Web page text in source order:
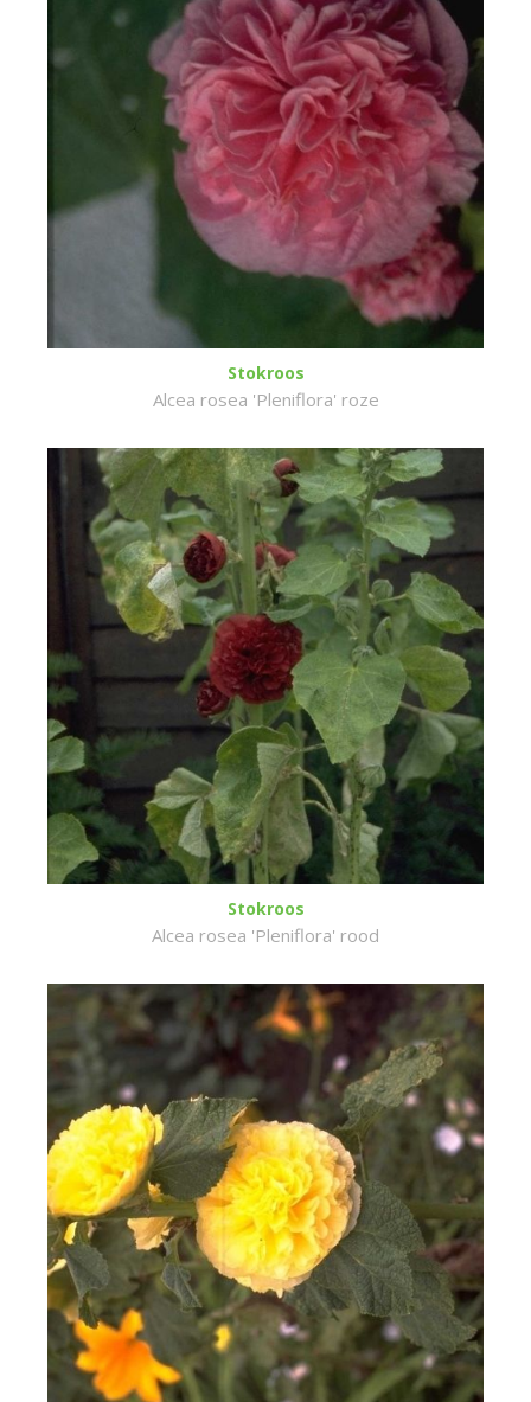
Stokroos
Alcea rosea 'Pleniflora' roze
Stokroos
Alcea rosea 'Pleniflora' rood